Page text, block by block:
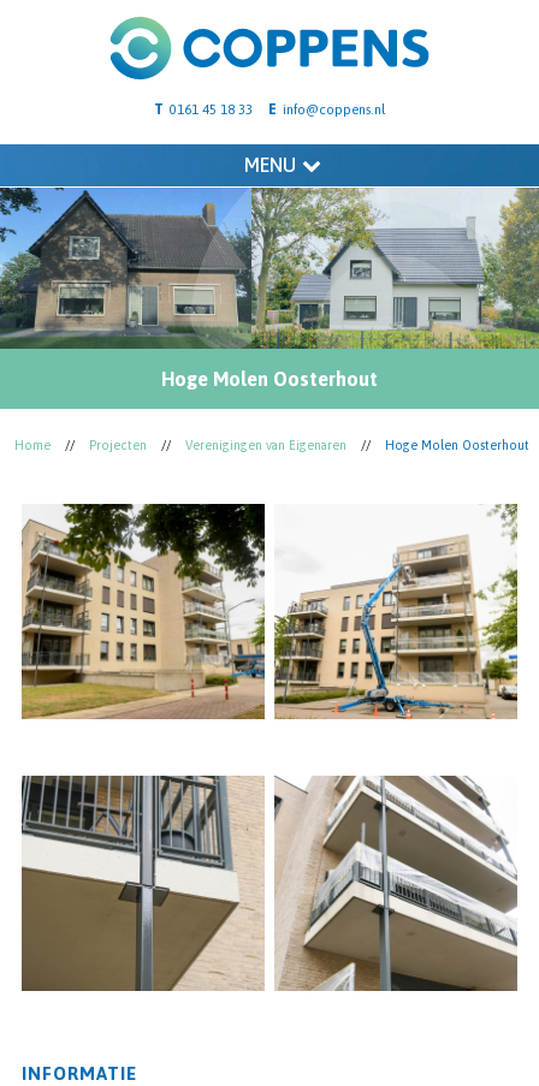
T 0161 45 18 33 E info@coppens.nl
MENU
Hoge Molen Oosterhout
Home // Projecten // Verenigingen van Eigenaren // Hoge Molen Oosterhout
INFORMATIE